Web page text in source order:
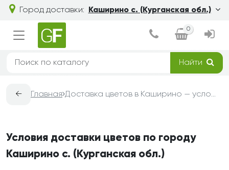
Город доставки: Каширино с. (Курганская обл.)
0
Найти
← Главная Доставка цветов в Каширино — условия, сроки и стоимость | Grand-Flora
Условия доставки цветов по городу
Каширино с. (Курганская обл.)